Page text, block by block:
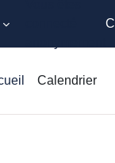
Calendrier